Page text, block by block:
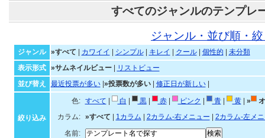
すべてのジャンルのテンプレ
ジャンル・並び順・
ジャンル »すべて カワイイ シンプル| キレイ クール| 個性的
未分類
表示形式
»サムネイルビュー|
リストビュー
並び替え
最近投票が多い| »投票数が多い| 修正日が新しい|
絞り込み
色: すべて 白 黒| 赤| ピンク 青| 黄| »
カラム:
»すべて 1カラム 2カラム-右メニュー
2カラム-左メ
名前: